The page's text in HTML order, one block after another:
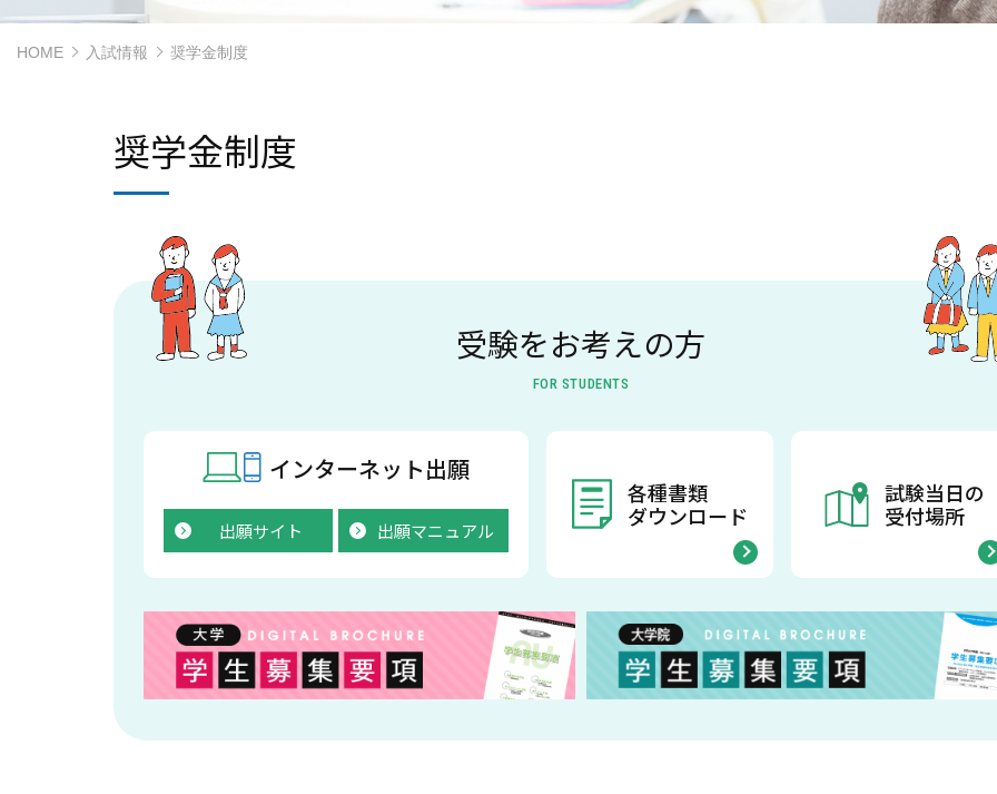
HOME 入試情報 奨学金制度
奨学金制度
受験をお考えの方
FOR STUDENTS
インターネット出願
出願サイト 出願マニュアル
各種書類
ダウンロード
試験当日の
受付場所